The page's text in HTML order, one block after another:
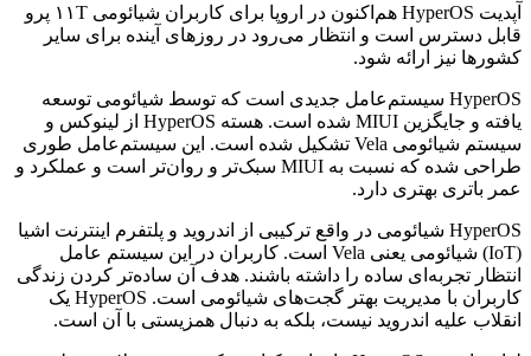
آپدیت HyperOS هم‌اکنون در اروپا برای کاربران شیائومی ۱۱T پرو
قابل دسترس است و انتظار می‌رود در روزهای آینده برای سایر
کشورها نیز ارائه شود.
HyperOS سیستم‌عامل جدیدی است که توسط شیائومی توسعه
یافته و جایگزین MIUI شده است. هسته HyperOS از لینوکس و
سیستم شیائومی Vela تشکیل شده است. این سیستم‌عامل طوری
طراحی شده که نسبت به MIUI سبک‌تر و روان‌تر است و عملکرد و
عمر باتری بهتری دارد.
HyperOS شیائومی در واقع ترکیبی از اندروید و پلتفرم اینترنت اشیا
(IoT) شیائومی یعنی Vela است. کاربران در این سیستم عامل
انتظار تجربه‌ای ساده را داشته باشند. هدف آن ساده‌تر کردن زندگی
کاربران با مدیریت بهتر گجت‌های شیائومی است. HyperOS یک
انقلاب علیه اندروید نیست، بلکه به دنبال همزیستی با آن است.